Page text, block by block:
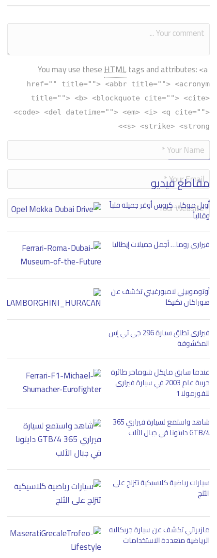
You may use theseHTMLtags and attributes: <a
href="" title=""> <abbr title=""> <acronym
title=""> <b> <blockquote cite=""> <cite>
<code> <del datetime=""> <em> <i> <q cite="">
<s> <strike> <strong>
Alternative:
مقاطع فيديو
أوبل موكا… كروس أوڤر جميلة قلباً
وقالباً
فيراري روما… أجمل جميلات إيطاليا
أوتوموبيلي لامبورغيني تكشف عن
هوراكان تكنيكا
فيراري تطلق سيارة 296 جي تي إس
المكشوفة
عندما سابق مايكل شوماخر طائرة
حربية عام 2003 في سيارة فيراري
للفورمولا 1
شاهد واستمع لسيارة فيراري 365
GTB/4 دايتونا في جبال الألب
سيارات رياضية كلاسيكية تتزلج على
الثلج
مازيراتي تكشف عن سيارة جريكاليه
الرياضية متعددة الاستخدامات